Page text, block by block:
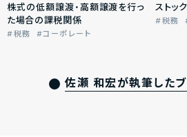
株式の低額譲渡・高額譲渡を行っ
た場合の課税関係
税務 コーポレート
ストッ
税務
佐瀬 和宏が執筆した